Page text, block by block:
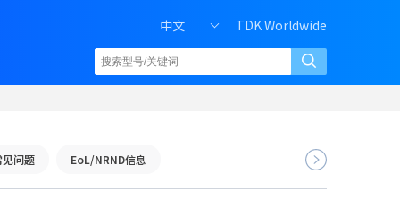
中文 TDK Worldwide
见问题 EoL/NRND信息